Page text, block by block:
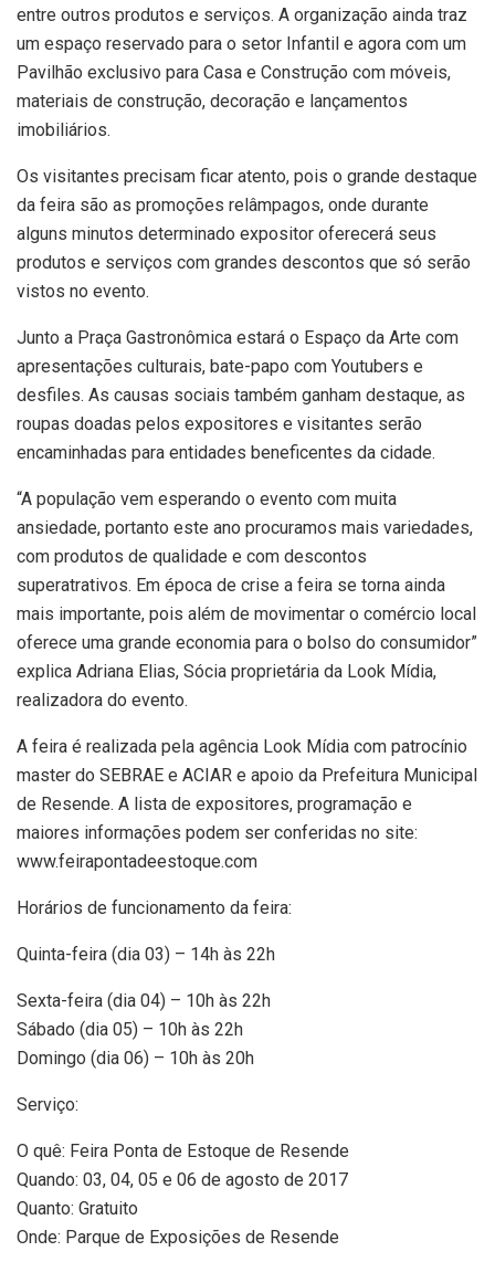
entre outros produtos e serviços. A organização ainda traz
um espaço reservado para o setor Infantil e agora com um
Pavilhão exclusivo para Casa e Construção com móveis,
materiais de construção, decoração e lançamentos
imobiliários.
Os visitantes precisam ficar atento, pois o grande destaque
da feira são as promoções relâmpagos, onde durante
alguns minutos determinado expositor oferecerá seus
produtos e serviços com grandes descontos que só serão
vistos no evento.
Junto a Praça Gastronômica estará o Espaço da Arte com
apresentações culturais, bate-papo com Youtubers e
desfiles. As causas sociais também ganham destaque, as
roupas doadas pelos expositores e visitantes serão
encaminhadas para entidades beneficentes da cidade.
“A população vem esperando o evento com muita
ansiedade, portanto este ano procuramos mais variedades,
com produtos de qualidade e com descontos
superatrativos. Em época de crise a feira se torna ainda
mais importante, pois além de movimentar o comércio local
oferece uma grande economia para o bolso do consumidor”
explica Adriana Elias, Sócia proprietária da Look Mídia,
realizadora do evento.
A feira é realizada pela agência Look Mídia com patrocínio
master do SEBRAE e ACIAR e apoio da Prefeitura Municipal
de Resende. A lista de expositores, programação e
maiores informações podem ser conferidas no site:
www.feirapontadeestoque.com
Horários de funcionamento da feira:
Quinta-feira (dia 03) – 14h às 22h
Sexta-feira (dia 04) – 10h às 22h
Sábado (dia 05) – 10h às 22h
Domingo (dia 06) – 10h às 20h
Serviço:
O quê: Feira Ponta de Estoque de Resende
Quando: 03, 04, 05 e 06 de agosto de 2017
Quanto: Gratuito
Onde: Parque de Exposições de Resende